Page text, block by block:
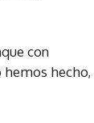
con
hecho,